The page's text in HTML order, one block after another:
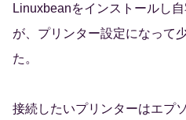
Linuxbeanをインストールし
が、プリンター設定になって
た。
接続したいプリンターはエプ